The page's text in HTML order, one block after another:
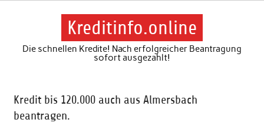
Skip
Kreditinfo.online
Die schnellen Kredite! Nach erfolgreicher Beantragung
sofort ausgezahlt!
Kredit bis 120.000 auch aus Almersbach
beantragen.